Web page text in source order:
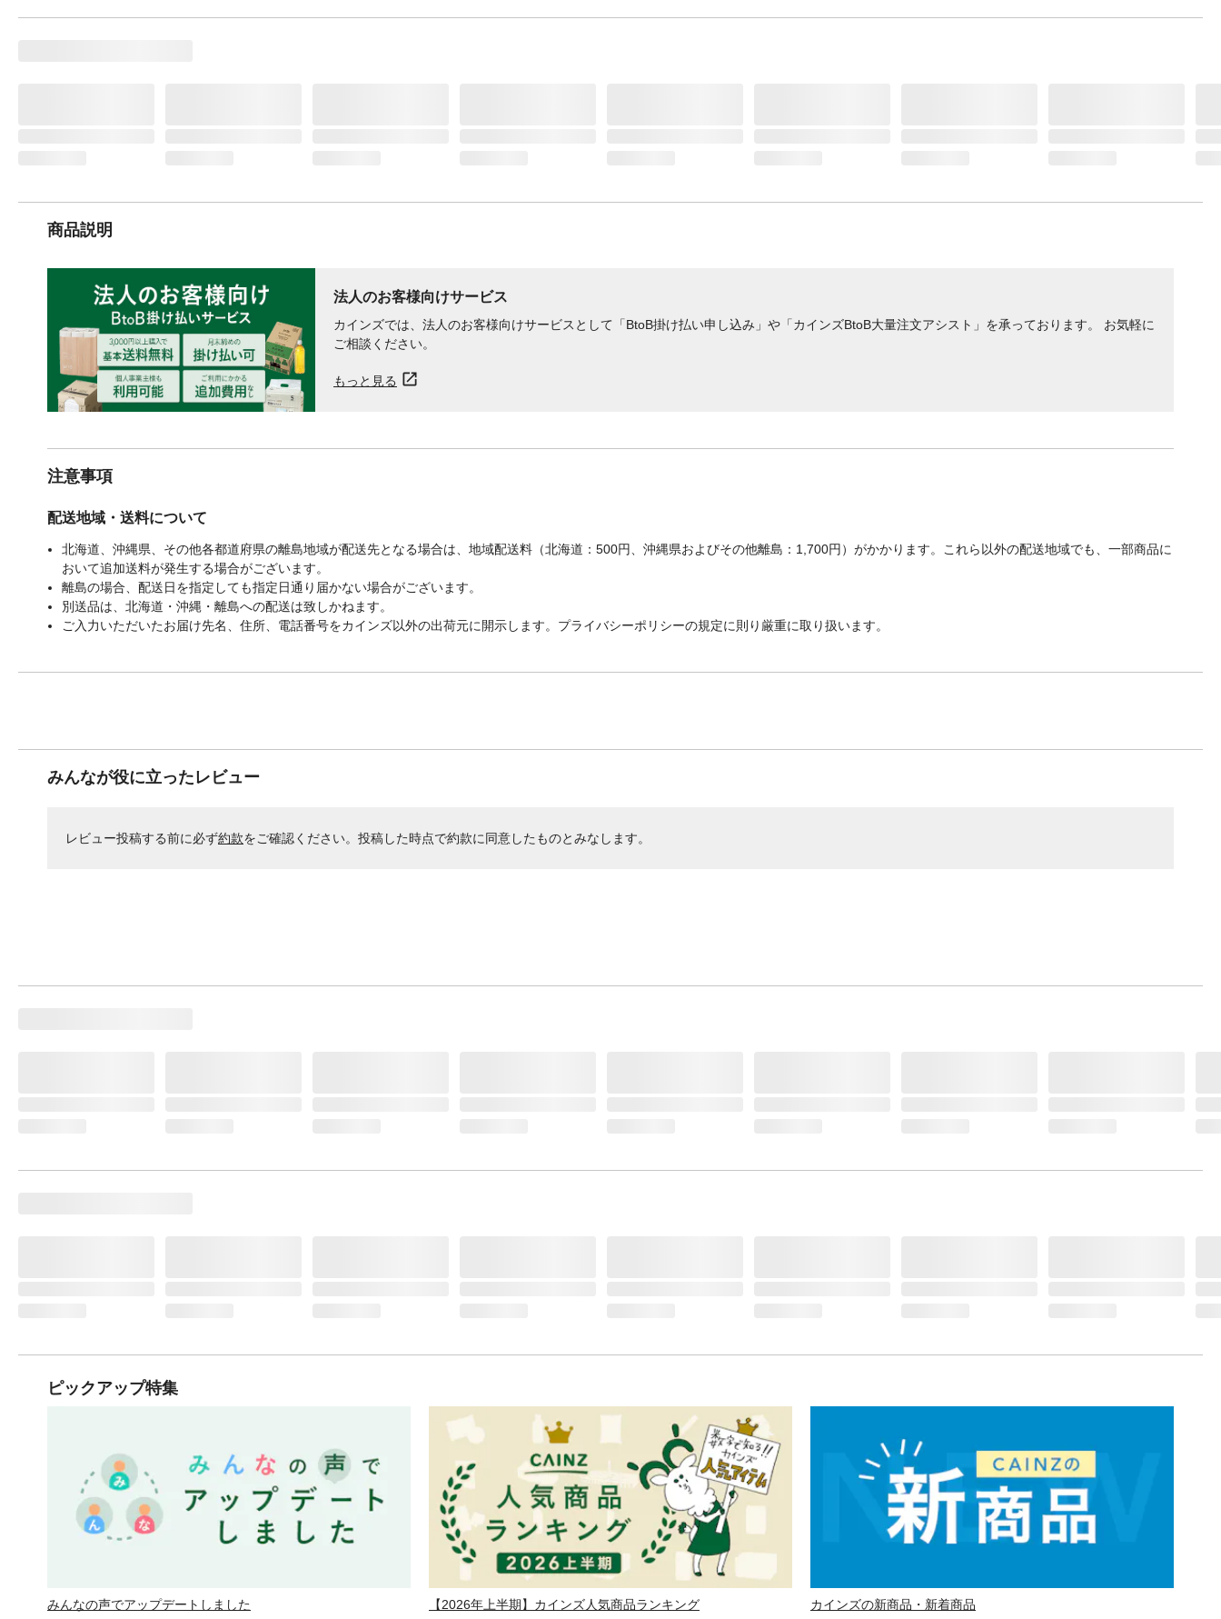
商品説明
法人のお客様向けサービス
カインズでは、法人のお客様向けサービスとして「BtoB掛け払い申し込み」や「カインズBtoB大量注文アシスト」を承っております。 お気軽に
ご相談ください。
もっと見る
注意事項
配送地域・送料について
北海道、沖縄県、その他各都道府県の離島地域が配送先となる場合は、地域配送料（北海道：500円、沖縄県およびその他離島：1,700円）がかかります。これら以外の配送地域でも、一部商品に
おいて追加送料が発生する場合がございます。
離島の場合、配送日を指定しても指定日通り届かない場合がございます。
別送品は、北海道・沖縄・離島への配送は致しかねます。
ご入力いただいたお届け先名、住所、電話番号をカインズ以外の出荷元に開示します。プライバシーポリシーの規定に則り厳重に取り扱います。
みんなが役に立ったレビュー
レビュー投稿する前に必ず約款をご確認ください。投稿した時点で約款に同意したものとみなします。
ピックアップ特集
みんなの声でアップデートしました 【2026年上半期】カインズ人気商品ランキング カインズの新商品・新着商品